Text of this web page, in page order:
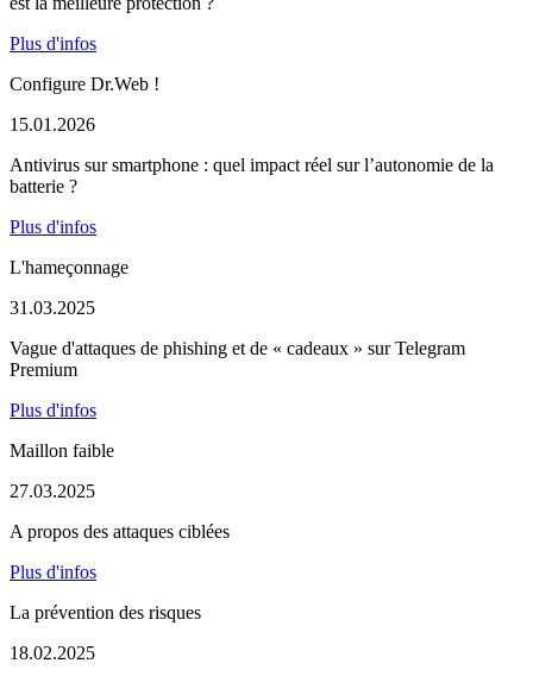
Plus d'infos
Configure Dr.Web !
15.01.2026
Antivirus sur smartphone : quel impact réel sur l’autonomie de la
batterie ?
Plus d'infos
L'hameçonnage
31.03.2025
Vague d'attaques de phishing et de « cadeaux » sur Telegram
Premium
Plus d'infos
Maillon faible
27.03.2025
A propos des attaques ciblées
Plus d'infos
La prévention des risques
18.02.2025